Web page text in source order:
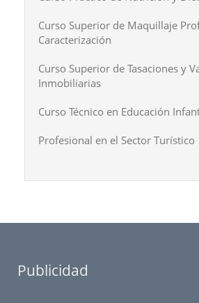
Curso Superior de Maquillaje
Caracterización
Curso Superior de Tasaciones y
Inmobiliarias
Curso Técnico en Educación
Profesional en el Sector Turístico
Publicidad